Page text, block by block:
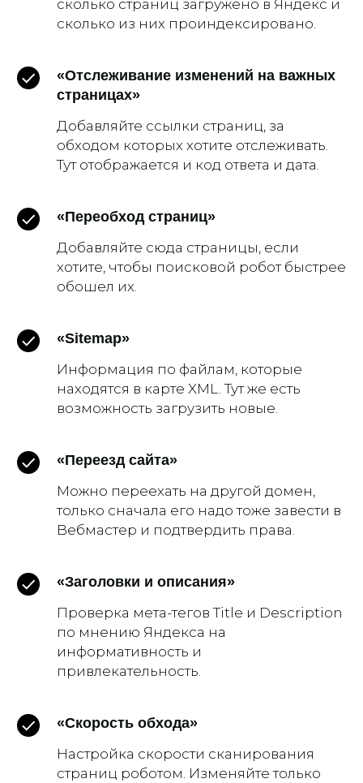
сколько страниц загружено в Яндекс и
сколько из них проиндексировано.
«Отслеживание изменений на важных
страницах»
Добавляйте ссылки страниц, за
обходом которых хотите отслеживать.
Тут отображается и код ответа и дата.
«Переобход страниц»
Добавляйте сюда страницы, если
хотите, чтобы поисковой робот быстрее
обошел их.
«Sitemap»
Информация по файлам, которые
находятся в карте XML. Тут же есть
возможность загрузить новые.
«Переезд сайта»
Можно переехать на другой домен,
только сначала его надо тоже завести в
Вебмастер и подтвердить права.
«Заголовки и описания»
Проверка мета-тегов Title и Description
по мнению Яндекса на
информативность и
привлекательность.
«Скорость обхода»
Настройка скорости сканирования
страниц роботом. Изменяйте только